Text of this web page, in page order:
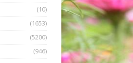
(10)
(1653)
(5200)
(946)